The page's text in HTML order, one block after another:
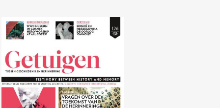
Nr. 126 (04/2018) Vragen over de
toekomst van de herinnering